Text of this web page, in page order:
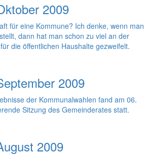
2009
für eine Kommune? Ich denke, wenn man
dann hat man schon zu viel an der
die öffentlichen Haushalte gezweifelt.
2009
der Kommunalwahlen fand am 06.
Sitzung des Gemeinderates statt.
2009